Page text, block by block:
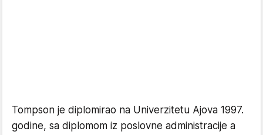
Tompson je diplomirao na Univerzitetu Ajova 1997.
godine, sa diplomom iz poslovne administracije a